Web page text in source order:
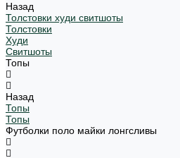
Назад
Толстовки худи свитшоты
Толстовки
Худи
Свитшоты
Топы
Назад
Топы
Топы
Футболки поло майки лонгсливы